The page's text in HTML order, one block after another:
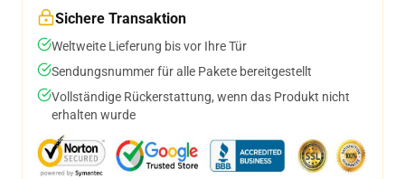
Sichere Transaktion
Weltweite Lieferung bis vor Ihre Tür
Sendungsnummer für alle Pakete bereitgestellt
Vollständige Rückerstattung, wenn das Produkt nicht
erhalten wurde